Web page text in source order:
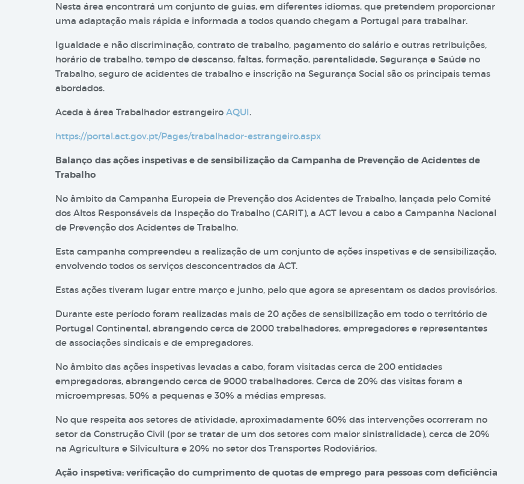
​Nesta área encontrará um conjunto de guias, em diferentes idiomas, que pretendem proporcionar
uma adaptação mais rápida e informada a todos quando chegam a Portugal para trabalhar.
Igualdade e não discriminação, contrato de trabalho, pagamento do salário e outras retribuições,
horário de trabalho, tempo de descanso, faltas, formação, parentalidade, Segurança e Saúde no
Trabalho, seguro de acidentes de trabalho e inscrição na Segurança Social são os principais temas
abordados.
Aceda à área Trabalhador estrangeiro AQUI.
https://portal.act.gov.pt/Pages/trabalhador-estrangeiro.aspx
Balanço das ações inspetivas e de sensibilização da Campanha de Prevenção de Acidentes de
Trabalho
No âmbito da Campanha Europeia de Prevenção dos Acidentes de Trabalho, lançada pelo Comité
dos Altos Responsáveis da Inspeção do Trabalho (CARIT), a ACT levou a cabo a Campanha Nacional
de Prevenção dos Acidentes de Trabalho.
Esta campanha compreendeu a realização de um conjunto de ações inspetivas e de sensibilização,
envolvendo todos os serviços desconcentrados da ACT.
Estas ações tiveram lugar entre março e junho, pelo que agora se apresentam os dados provisórios.
Durante este período foram realizadas mais de 20 ações de sensibilização em todo o território de
Portugal Continental, abrangendo cerca de 2000 trabalhadores, empregadores e representantes
de associações sindicais e de empregadores.
No âmbito das ações inspetivas levadas a cabo, foram visitadas cerca de 200 entidades
empregadoras, abrangendo cerca de 9000 trabalhadores. Cerca de 20% das visitas foram a
microempresas, 50% a pequenas e 30% a médias empresas.
No que respeita aos setores de atividade, aproximadamente 60% das intervenções ocorreram no
setor da Construção Civil (por se tratar de um dos setores com maior sinistralidade), cerca de 20%
na Agricultura e Silvicultura e 20% no setor dos Transportes Rodoviários.
Ação inspetiva: verificação do cumprimento de quotas de emprego para pessoas com deficiência